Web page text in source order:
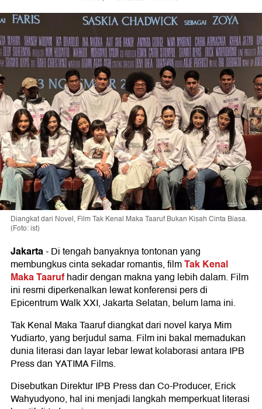
Diangkat dari Novel, Film Tak Kenal Maka Taaruf Bukan Kisah Cinta Biasa.
(Foto: ist)
Jakarta-Di tengah banyaknya tontonan yang
membungkus cinta sekadar romantis, filmTak Kenal
Maka Taarufhadir dengan makna yang lebih dalam. Film
ini resmi diperkenalkan lewat konferensi pers di
Epicentrum Walk XXI, Jakarta Selatan, belum lama ini.
Tak Kenal Maka Taaruf diangkat dari novel karya Mim
Yudiarto, yang berjudul sama. Film ini bakal memadukan
dunia literasi dan layar lebar lewat kolaborasi antara IPB
Press dan YATIMA Films.
Disebutkan Direktur IPB Press dan Co-Producer, Erick
Wahyudyono, hal ini menjadi langkah memperkuat literasi